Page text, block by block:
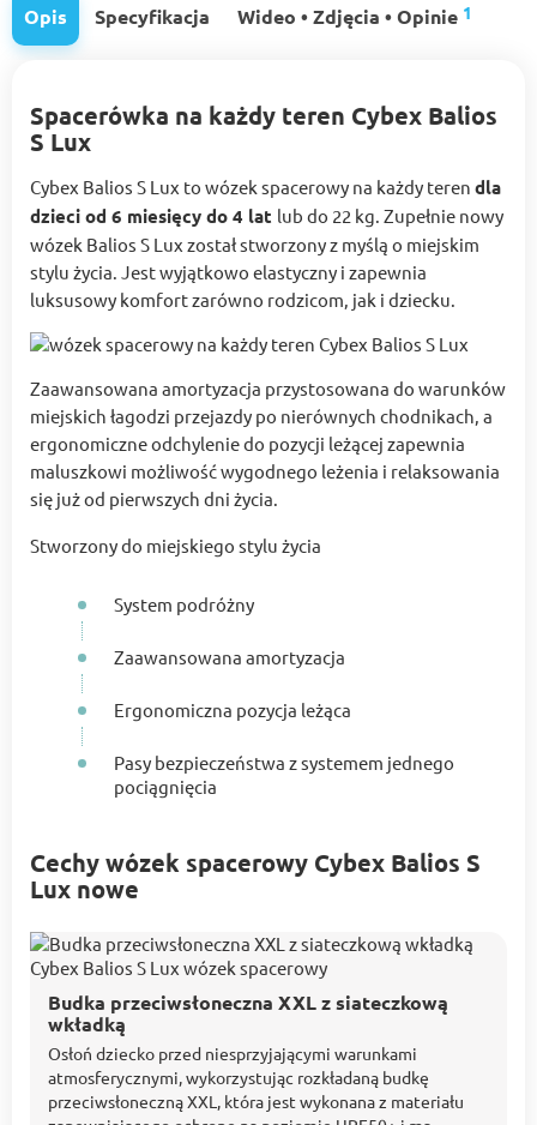
Opis Specyfikacja Wideo • Zdjęcia • Opinie 1
Spacerówka na każdy teren Cybex Balios
S Lux
Cybex Balios S Lux to wózek spacerowy na każdy teren dla
dzieci od 6 miesięcy do 4 lat lub do 22 kg. Zupełnie nowy
wózek Balios S Lux został stworzony z myślą o miejskim
stylu życia. Jest wyjątkowo elastyczny i zapewnia
luksusowy komfort zarówno rodzicom, jak i dziecku.
Zaawansowana amortyzacja przystosowana do warunków
miejskich łagodzi przejazdy po nierównych chodnikach, a
ergonomiczne odchylenie do pozycji leżącej zapewnia
maluszkowi możliwość wygodnego leżenia i relaksowania
się już od pierwszych dni życia.
Stworzony do miejskiego stylu życia
System podróżny
Zaawansowana amortyzacja
Ergonomiczna pozycja leżąca
Pasy bezpieczeństwa z systemem jednego
pociągnięcia
Cechy wózek spacerowy Cybex Balios S
Lux nowe
Budka przeciwsłoneczna XXL z siateczkową
wkładką
Osłoń dziecko przed niesprzyjającymi warunkami
atmosferycznymi, wykorzystując rozkładaną budkę
przeciwsłoneczną XXL, która jest wykonana z materiału